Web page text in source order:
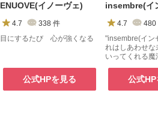
ENUOVE(イノーヴェ)
4.7 338 件
目にするたび 心が強くなる
公式HPを見る
insembre(イ
4.7
480
"insembre(イ
れはしあわせな
いってくれる
を身につけれ
グがしあわせ
くれる♪
公式